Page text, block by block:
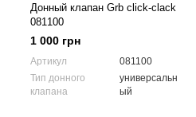
Донный клапан Grb click-clack
081100
1 000 грн
Артикул
081100
Тип донного
клапана
универсальн
ый